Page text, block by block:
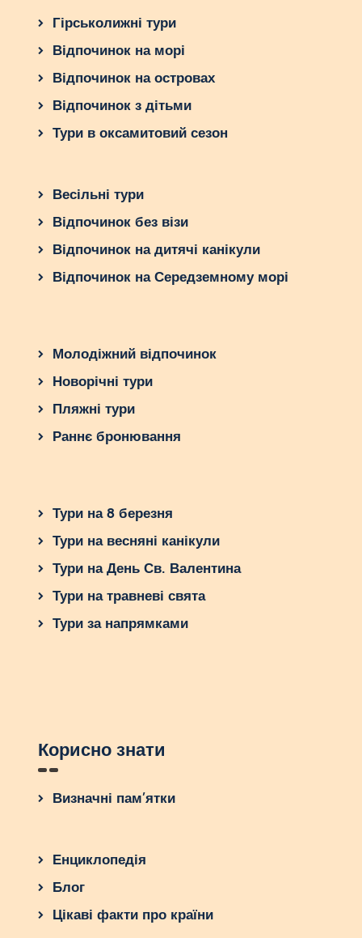
Гірськолижні тури
Відпочинок на морі
Відпочинок на островах
Відпочинок з дітьми
Тури в оксамитовий сезон
Весільні тури
Відпочинок без візи
Відпочинок на дитячі канікули
Відпочинок на Середземному морі
Молодіжний відпочинок
Новорічні тури
Пляжні тури
Раннє бронювання
Тури на 8 березня
Тури на весняні канікули
Тури на День Св. Валентина
Тури на травневі свята
Тури за напрямками
Корисно знати
Визначні пам’ятки
Енциклопедія
Блог
Цікаві факти про країни